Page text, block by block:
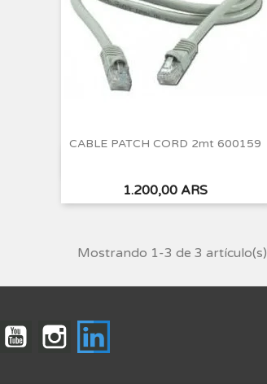
CABLE PATCH CORD 2mt 600159
Precio
1.200,00 ARS
Mostrando 1-3 de 3 artículo(s)
Twitter YouTubeInstagram